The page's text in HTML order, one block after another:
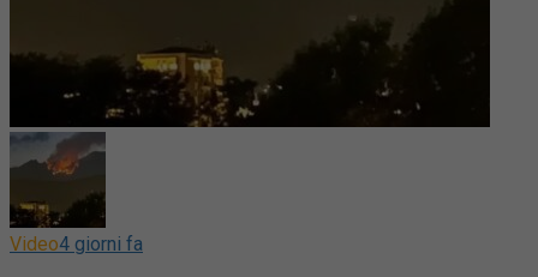
Video4 giorni fa